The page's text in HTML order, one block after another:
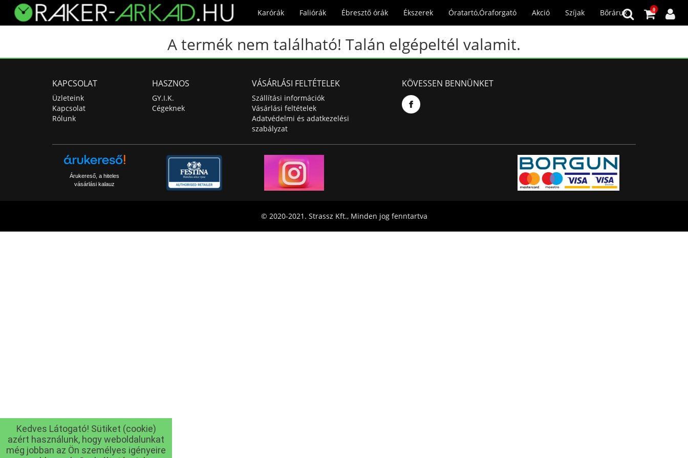
0
Karórák Faliórák Ébresztő órák Ékszerek Óratartó,Óraforgató Akció Szíjak Bőráruk
A termék nem található! Talán elgépeltél valamit.
KAPCSOLAT
Üzleteink
Kapcsolat
Rólunk
HASZNOS
GY.I.K.
Cégeknek
VÁSÁRLÁSI FELTÉTELEK
Szállítási információk
Vásárlási feltételek
Adatvédelmi és adatkezelési
szabályzat
KÖVESSEN BENNÜNKET
Árukereső, a hiteles
vásárlási kalauz
© 2020-2021. Strassz Kft., Minden jog fenntartva
Kedves Látogató! Sütiket (cookie)
azért használunk, hogy weboldalunkat
még jobban az Ön személyes igényeire